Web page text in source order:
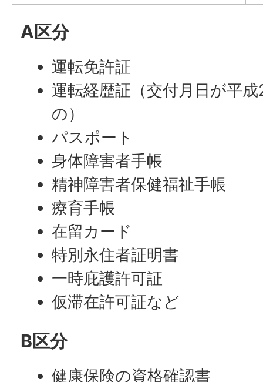
A区分
運転免許証
運転経歴証（交付月日が平
の）
パスポート
身体障害者手帳
精神障害者保健福祉手帳
療育手帳
在留カード
特別永住者証明書
一時庇護許可証
仮滞在許可証など
B区分
健康保険の資格確認書